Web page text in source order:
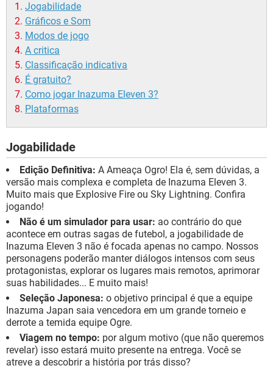
Jogabilidade
Gráficos e Som
Modos de jogo
A critica
Classificação indicativa
É gratuito?
Como jogar Inazuma Eleven 3?
Plataformas
Jogabilidade
Edição Definitiva: A Ameaça Ogro! Ela é, sem dúvidas, a
versão mais complexa e completa de Inazuma Eleven 3.
Muito mais que Explosive Fire ou Sky Lightning. Confira
jogando!
Não é um simulador para usar: ao contrário do que
acontece em outras sagas de futebol, a jogabilidade de
Inazuma Eleven 3 não é focada apenas no campo. Nossos
personagens poderão manter diálogos intensos com seus
protagonistas, explorar os lugares mais remotos, aprimorar
suas habilidades... E muito mais!
Seleção Japonesa: o objetivo principal é que a equipe
Inazuma Japan saia vencedora em um grande torneio e
derrote a temida equipe Ogre.
Viagem no tempo: por algum motivo (que não queremos
revelar) isso estará muito presente na entrega. Você se
atreve a descobrir a história por trás disso?